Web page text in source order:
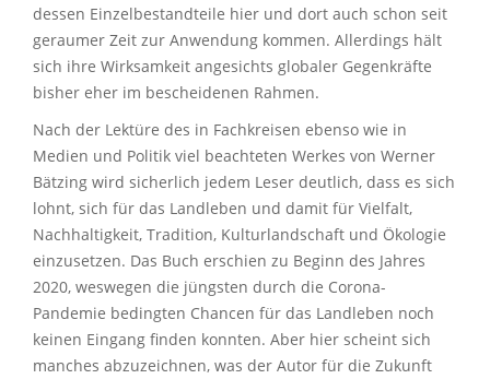
dessen Einzelbestandteile hier und dort auch schon seit
geraumer Zeit zur Anwendung kommen. Allerdings hält
sich ihre Wirksamkeit angesichts globaler Gegenkräfte
bisher eher im bescheidenen Rahmen.
Nach der Lektüre des in Fachkreisen ebenso wie in
Medien und Politik viel beachteten Werkes von Werner
Bätzing wird sicherlich jedem Leser deutlich, dass es sich
lohnt, sich für das Landleben und damit für Vielfalt,
Nachhaltigkeit, Tradition, Kulturlandschaft und Ökologie
einzusetzen. Das Buch erschien zu Beginn des Jahres
2020, weswegen die jüngsten durch die Corona-
Pandemie bedingten Chancen für das Landleben noch
keinen Eingang finden konnten. Aber hier scheint sich
manches abzuzeichnen, was der Autor für die Zukunft